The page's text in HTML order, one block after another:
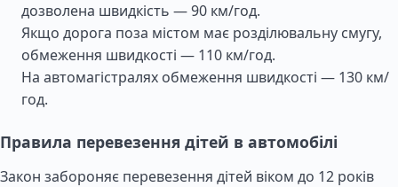
дозволена швидкість — 90 км/год.
Якщо дорога поза містом має розділювальну смугу,
обмеження швидкості — 110 км/год.
На автомагістралях обмеження швидкості — 130 км/
год.
Правила перевезення дітей в автомобілі
Закон забороняє перевезення дітей віком до 12 років